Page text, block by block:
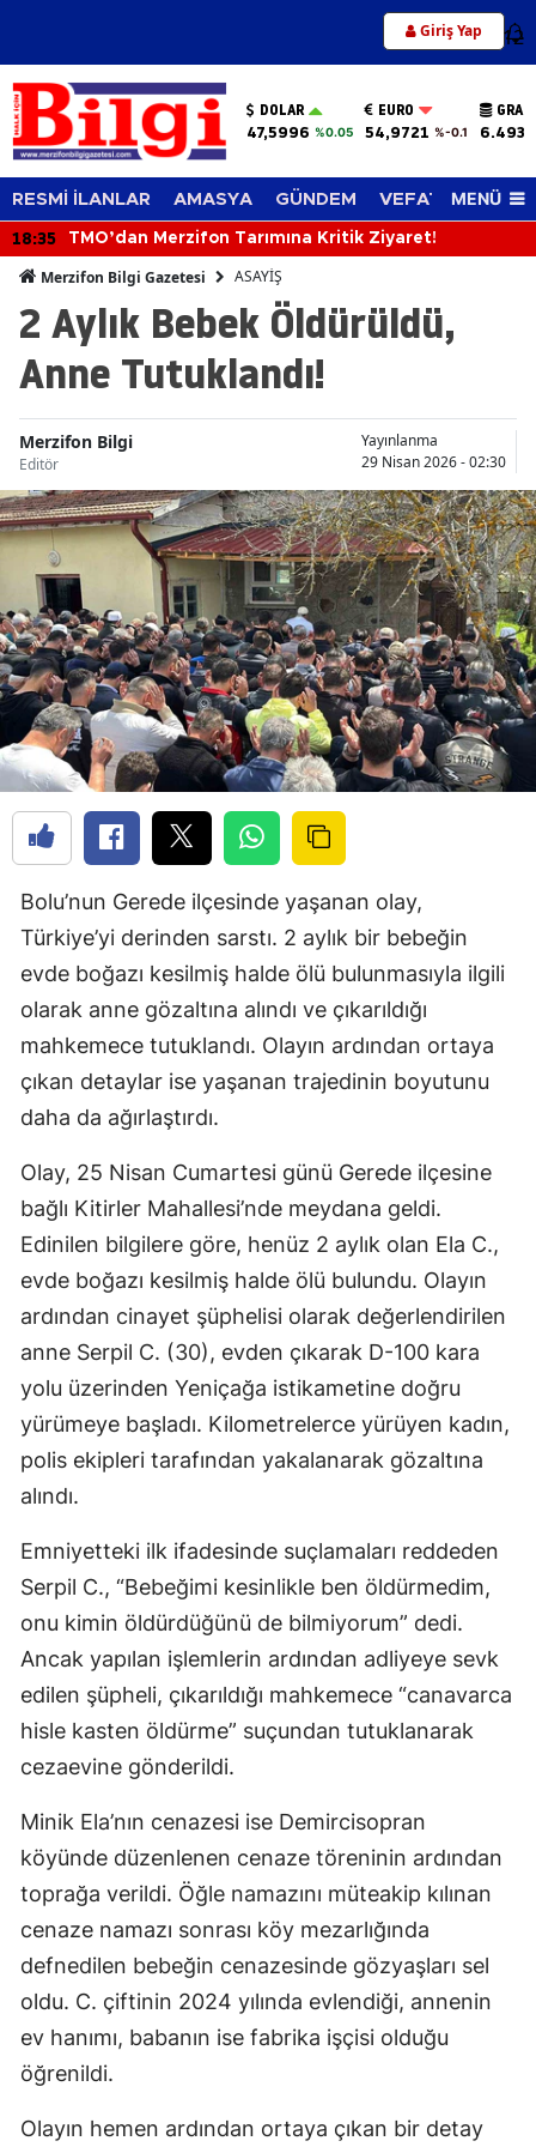
Giriş Yap 12
DOLAR
47,5996 %0.05
EURO
54,9721 %-0.1
RESMİ İLANLAR AMASYA GÜNDEM VEFAT EDENLER
MENÜ
18:35 TMO’dan Merzifon Tarımına Kritik Ziyaret!
Merzifon Bilgi Gazetesi ASAYİŞ
2 Aylık Bebek Öldürüldü,
Anne Tutuklandı!
Merzifon Bilgi
Editör
Yayınlanma
29 Nisan 2026 - 02:30
Bolu’nun Gerede ilçesinde yaşanan olay,
Türkiye’yi derinden sarstı. 2 aylık bir bebeğin
evde boğazı kesilmiş halde ölü bulunmasıyla ilgili
olarak anne gözaltına alındı ve çıkarıldığı
mahkemece tutuklandı. Olayın ardından ortaya
çıkan detaylar ise yaşanan trajedinin boyutunu
daha da ağırlaştırdı.
Olay, 25 Nisan Cumartesi günü Gerede ilçesine
bağlı Kitirler Mahallesi’nde meydana geldi.
Edinilen bilgilere göre, henüz 2 aylık olan Ela C.,
evde boğazı kesilmiş halde ölü bulundu. Olayın
ardından cinayet şüphelisi olarak değerlendirilen
anne Serpil C. (30), evden çıkarak D-100 kara
yolu üzerinden Yeniçağa istikametine doğru
yürümeye başladı. Kilometrelerce yürüyen kadın,
polis ekipleri tarafından yakalanarak gözaltına
alındı.
Emniyetteki ilk ifadesinde suçlamaları reddeden
Serpil C., “Bebeğimi kesinlikle ben öldürmedim,
onu kimin öldürdüğünü de bilmiyorum” dedi.
Ancak yapılan işlemlerin ardından adliyeye sevk
edilen şüpheli, çıkarıldığı mahkemece “canavarca
hisle kasten öldürme” suçundan tutuklanarak
cezaevine gönderildi.
Minik Ela’nın cenazesi ise Demircisopran
köyünde düzenlenen cenaze töreninin ardından
toprağa verildi. Öğle namazını müteakip kılınan
cenaze namazı sonrası köy mezarlığında
defnedilen bebeğin cenazesinde gözyaşları sel
oldu. C. çiftinin 2024 yılında evlendiği, annenin
ev hanımı, babanın ise fabrika işçisi olduğu
öğrenildi.
Olayın hemen ardından ortaya çıkan bir detay